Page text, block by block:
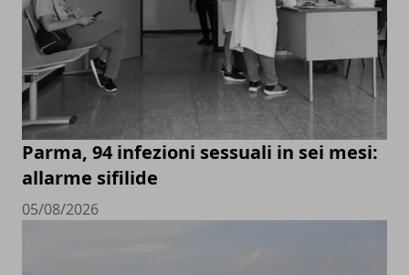
Parma, 94 infezioni sessuali in sei mesi:
allarme sifilide
05/08/2026